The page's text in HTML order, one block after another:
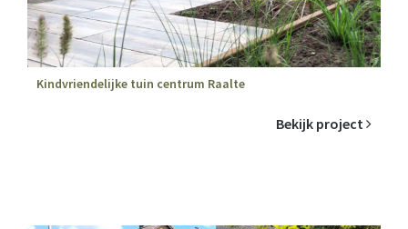
Kindvriendelijke tuin centrum Raalte
Bekijk project